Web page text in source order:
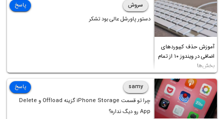
آموزش حذف کیبوردهای
اضافی در ویندوز ۱۰ از تمام
بخش‌ها
سروش
دستور پاورشل عالی بود تشکر
پاسخ
samy
چرا تو قسمت iPhone Storage گزینه Offload و Delete
App رو دیگ نداره؟
پاسخ